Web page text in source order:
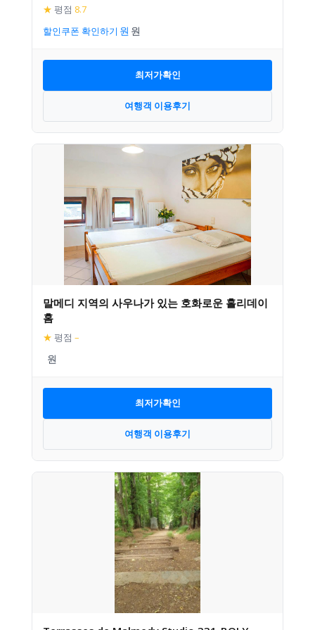
★ 평점 8.7
할인쿠폰 확인하기
최저가확인
여행객 이용후기
말메디 지역의 사우나가 있는 호화로운 홀리데이
홈
★ 평점 –
최저가확인
여행객 이용후기